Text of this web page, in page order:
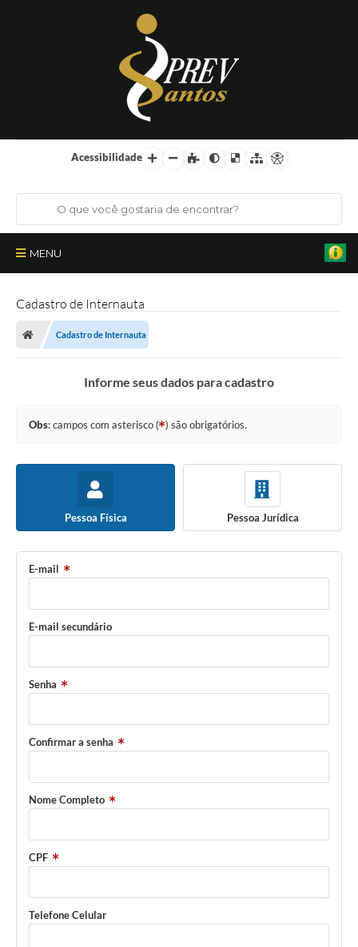
Acessibilidade
MENU
Órgãos Colegiados
Investimentos
Educação Previdenciária
Cadastro de Internauta
Cadastro de Internauta
Informe seus dados para cadastro
Obs: campos com asterisco ( ) são obrigatórios.
Pessoa Física Pessoa Jurídica
E-mail
E-mail secundário
Senha
Confirmar a senha
Nome Completo
CPF
Telefone Celular